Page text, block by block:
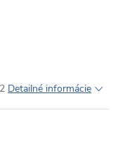
Detailné informácie